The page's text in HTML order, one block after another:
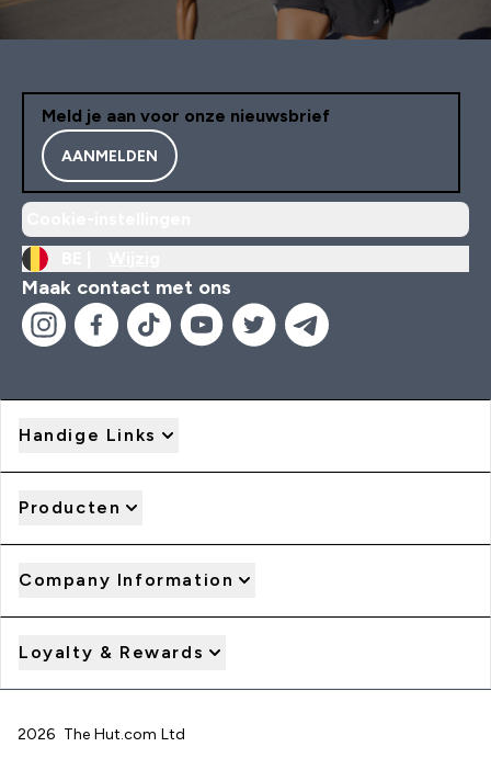
Meld je aan voor onze nieuwsbrief
AANMELDEN
Maak contact met ons
Handige Links
Producten
Company Information
Loyalty & Rewards
2026 The Hut.com Ltd